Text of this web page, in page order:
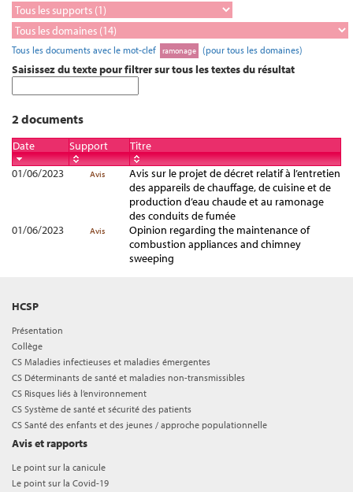
Tous les documents avec le mot-clef ramonage (pour tous les domaines)
Saisissez du texte pour filtrer sur tous les textes du résultat
2 documents
Date Support
Titre
01/06/2023
Avis
Avis sur le projet de décret relatif à l’entretien
des appareils de chauffage, de cuisine et de
production d’eau chaude et au ramonage
des conduits de fumée
01/06/2023
Avis
Opinion regarding the maintenance of
combustion appliances and chimney
sweeping
HCSP
Présentation
Collège
CS Maladies infectieuses et maladies émergentes
CS Déterminants de santé et maladies non-transmissibles
CS Risques liés à l’environnement
CS Système de santé et sécurité des patients
CS Santé des enfants et des jeunes / approche populationnelle
Avis et rapports
Le point sur la canicule
Le point sur la Covid-19